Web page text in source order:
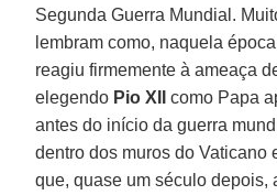
Segunda Guerra Mundial.
lembram como, naquela
reagiu firmemente à ameaça
elegendo Pio XII
como Papa
antes do início da guerra
dentro dos muros do Vaticano
que, quase um século depois,